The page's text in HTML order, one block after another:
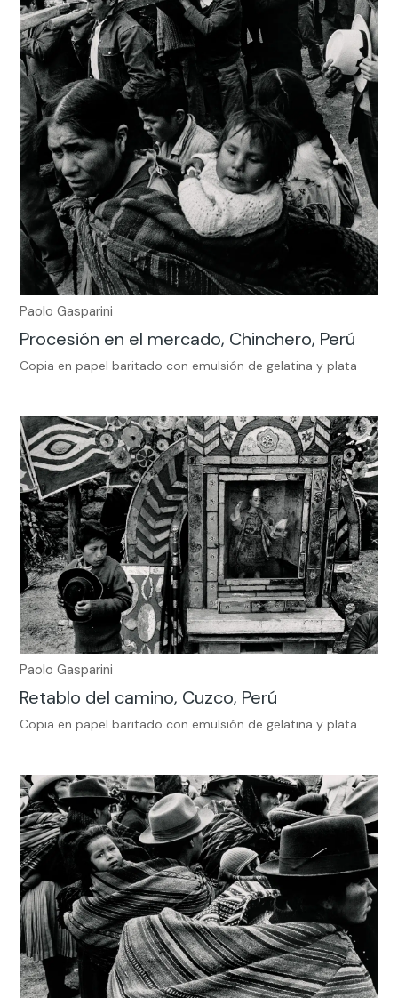
Paolo Gasparini
Procesión en el mercado, Chinchero, Perú
Copia en papel baritado con emulsión de gelatina y plata
Paolo Gasparini
Retablo del camino, Cuzco, Perú
Copia en papel baritado con emulsión de gelatina y plata